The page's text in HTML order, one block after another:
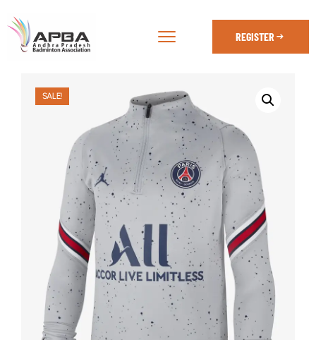
REGISTER
SALE!